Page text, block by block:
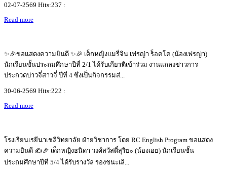
02-07-2569 Hits:237 :
Read more
✨🎉ขอแสดงความยินดี ✨🎉 เด็กหญิงแมรี่จิน เฟรญ่า ร็อคโค (น้องเฟรญ่า)
นักเรียนชั้นประถมศึกษาปีที่ 2/1 ได้รับเกียรติเข้าร่วม งานแถลงข่าวการ
ประกวดบ่าวจี๋สาวจี๋ ปีที่ 4 ซึ่งเป็นกิจกรรมส่...
30-06-2569 Hits:222 :
Read more
โรงเรียนเรยีนาเชลีวิทยาลัย ฝ่ายวิชาการ โดย RC English Program ขอแสดง
ความยินดี ✍️🎉 เด็กหญิงธนิดา วงศ์สวัสดิ์สุริยะ (น้องเอย) นักเรียนชั้น
ประถมศึกษาปีที่ 5/4 ได้รับรางวัล รองชนะเลิ...